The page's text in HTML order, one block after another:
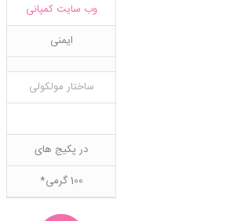
وب سایت کمپانی
ایمنی
ساختار مولکولی
در پکیج های
100 گرمی*